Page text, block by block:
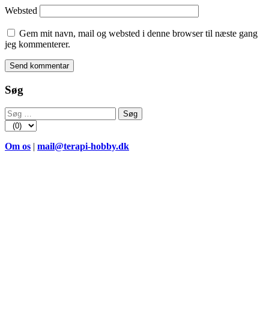
Websted
Gem mit navn, mail og websted i denne browser til næste gang
jeg kommenterer.
Søg
Søg
efter:
Om os | mail@terapi-hobby.dk